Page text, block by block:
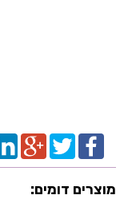
מוצרים דומים: